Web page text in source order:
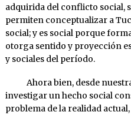
adquirida del conflicto social,
permiten conceptualizar a
social; y es social porque
otorga sentido y proyección
y sociales del período.
Ahora bien, desde nuestra
investigar un hecho social
problema de la realidad